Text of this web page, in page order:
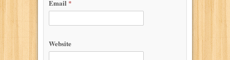
Email *
Website